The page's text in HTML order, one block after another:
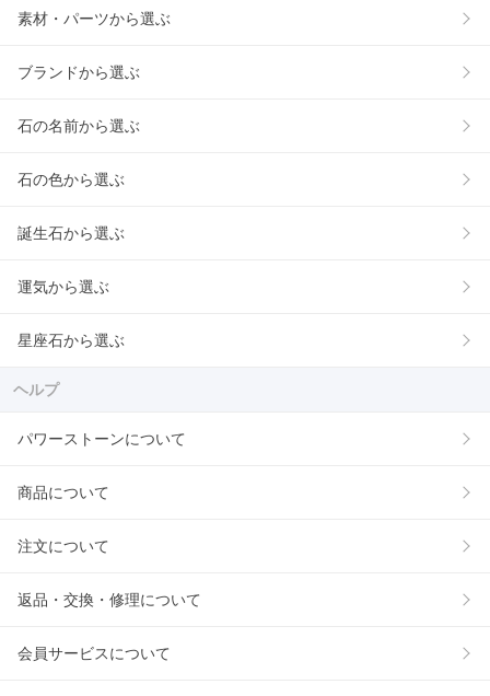
素材・パーツから選ぶ
ブランドから選ぶ
石の名前から選ぶ
石の色から選ぶ
誕生石から選ぶ
運気から選ぶ
星座石から選ぶ
ヘルプ
パワーストーンについて
商品について
注文について
返品・交換・修理について
会員サービスについて